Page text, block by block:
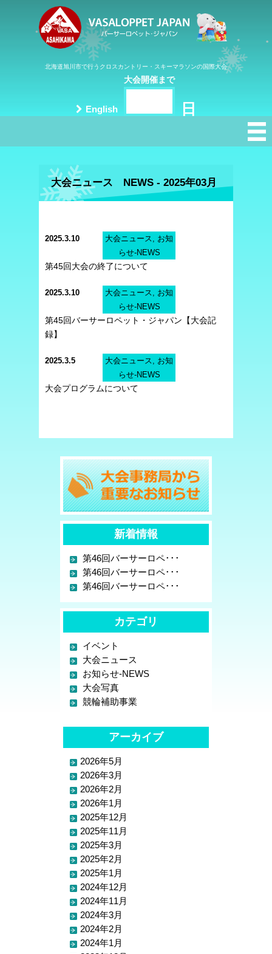
北海道旭川市で行うクロスカントリー・スキーマラソンの国際大会
English
大会開催まで
日
大会ニュース NEWS - 2025年03月
2025.3.10
大会ニュース, お知
らせ-NEWS
第45回大会の終了について
2025.3.10
大会ニュース, お知
らせ-NEWS
第45回バーサーロペット・ジャパン【大会記
録】
2025.3.5
大会ニュース, お知
らせ-NEWS
大会プログラムについて
新着情報
第46回バーサーロペ･･･
第46回バーサーロペ･･･
第46回バーサーロペ･･･
カテゴリ
イベント
大会ニュース
お知らせ-NEWS
大会写真
競輪補助事業
アーカイブ
2026年5月
2026年3月
2026年2月
2026年1月
2025年12月
2025年11月
2025年3月
2025年2月
2025年1月
2024年12月
2024年11月
2024年3月
2024年2月
2024年1月